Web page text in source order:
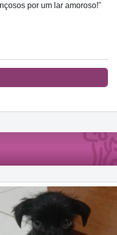
por um lar amoroso!"